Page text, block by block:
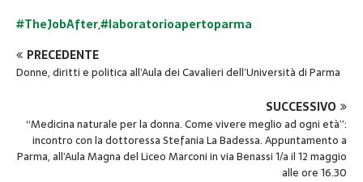
#TheJobAfter,#laboratorioapertoparma
PRECEDENTE
Donne, diritti e politica all’Aula dei Cavalieri dell’Università di Parma
SUCCESSIVO
“Medicina naturale per la donna. Come vivere meglio ad ogni età”:
incontro con la dottoressa Stefania La Badessa. Appuntamento a
Parma, all’Aula Magna del Liceo Marconi in via Benassi 1/a il 12 maggio
alle ore 16.30